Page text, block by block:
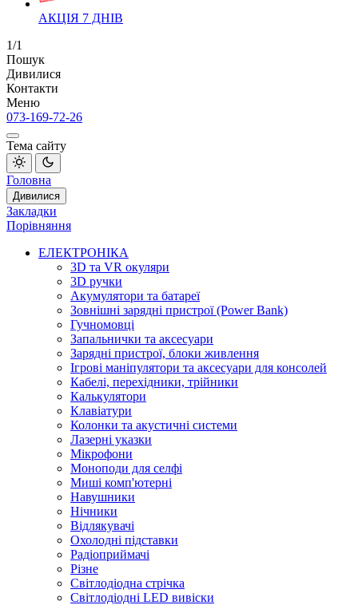
АКЦІЯ 7 ДНІВ
1/1
Пошук
Дивилися
Контакти
Меню
073-169-72-26
Тема сайту
Головна
Дивилися
Закладки
Порівняння
ЕЛЕКТРОНІКА
3D та VR окуляри
3D ручки
Акумулятори та батареї
Зовнішні зарядні пристрої (Power Bank)
Гучномовці
Запальнички та аксесуари
Зарядні пристрої, блоки живлення
Ігрові маніпулятори та аксесуари для консолей
Кабелі, перехідники, трійники
Калькулятори
Клавіатури
Колонки та акустичні системи
Лазерні указки
Мікрофони
Моноподи для селфі
Миші комп'ютерні
Навушники
Нічники
Відлякувачі
Охолодні підставки
Радіоприймачі
Різне
Світлодіодна стрічка
Світлодіодні LED вивіски